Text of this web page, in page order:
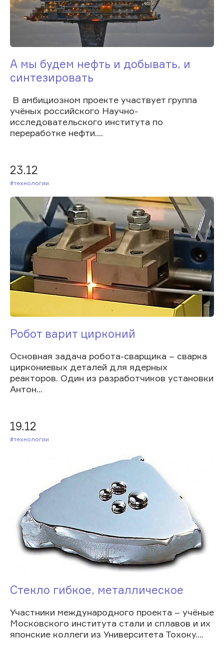
А мы будем нефть и добывать, и
синтезировать
В амбициозном проекте участвует группа
учёных российского Научно-
исследовательского института по
переработке нефти....
23.12
#Технологии
Робот варит цирконий
Основная задача робота-сварщика – сварка
циркониевых деталей для ядерных
реакторов. Один из разработчиков установки
Антон...
19.12
#Технологии
Стекло гибкое, металлическое
Участники международного проекта – учёные
Московского института стали и сплавов и их
японские коллеги из Университета Тохоку....